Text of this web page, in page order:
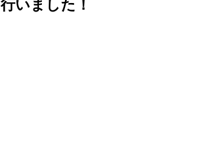
行いました！